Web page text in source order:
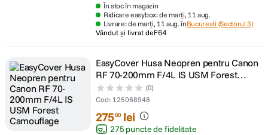
În stoc în magazin
Ridicare easybox: de marți, 11 aug.
Livrare: de marți, 11 aug. înBucuresti (Sectorul 3)
Vândut și livrat deF64
EasyCover Husa Neopren pentru Canon
RF 70-200mm F/4L IS USM Forest
Camouflage (0)
Cod: 125068948
27500 lei
275 puncte de fidelitate